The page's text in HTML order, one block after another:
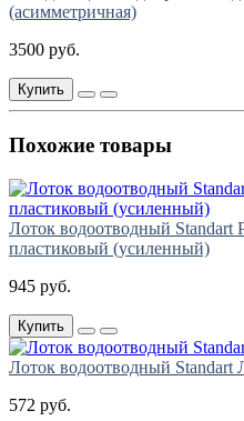
(асимметричная)
3500 руб.
Купить
Похожие товары
Лоток водоотводный Standart
пластиковый (усиленный)
945 руб.
Купить
Лоток водоотводный Standart
572 руб.